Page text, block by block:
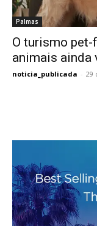
Palmas
O turismo
animais ainda
noticia_publicada - 29